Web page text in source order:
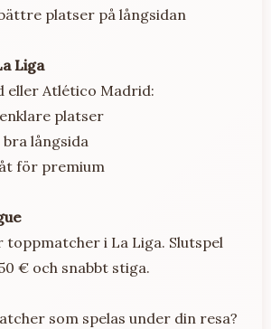
platser på långsidan
Liga
eller Atlético Madrid:
platser
långsida
för premium
toppmatcher i La Liga. Slutspel
€ och snabbt stiga.
som spelas under din resa?